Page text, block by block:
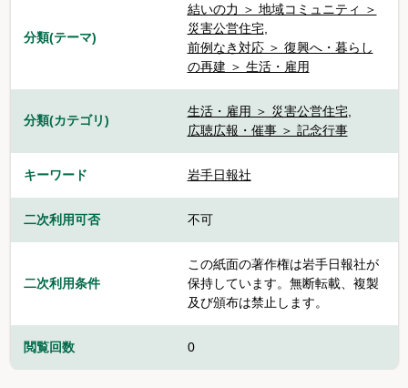
分類(テーマ)
結いの力 ＞ 地域コミュニティ ＞
災害公営住宅,
前例なき対応 ＞ 復興へ・暮らし
の再建 ＞ 生活・雇用
分類(カテゴリ)
生活・雇用 ＞ 災害公営住宅,
広聴広報・催事 ＞ 記念行事
キーワード 岩手日報社
二次利用可否 不可
二次利用条件
この紙面の著作権は岩手日報社が
保持しています。無断転載、複製
及び頒布は禁止します。
閲覧回数 0